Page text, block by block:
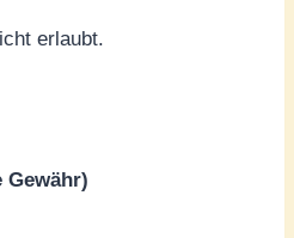
erlaubt.
Gewähr)